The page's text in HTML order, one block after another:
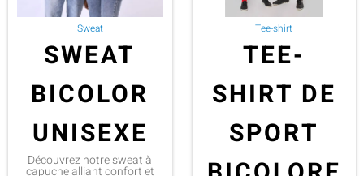
Sweat
SWEAT
BICOLOR
UNISEXE
Découvrez notre sweat à
capuche alliant confort et
Tee-shirt
TEE-
SHIRT DE
SPORT